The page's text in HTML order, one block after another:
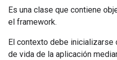
Es una clase que contiene
el framework.
El contexto debe inicializarse
de vida de la aplicación